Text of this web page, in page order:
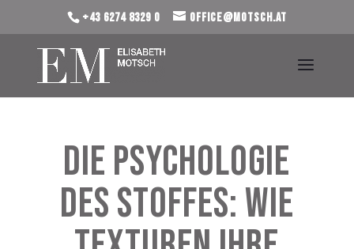
+43 6274 8329 0 office@motsch.at
Die Psychologie
des Stoffes: Wie